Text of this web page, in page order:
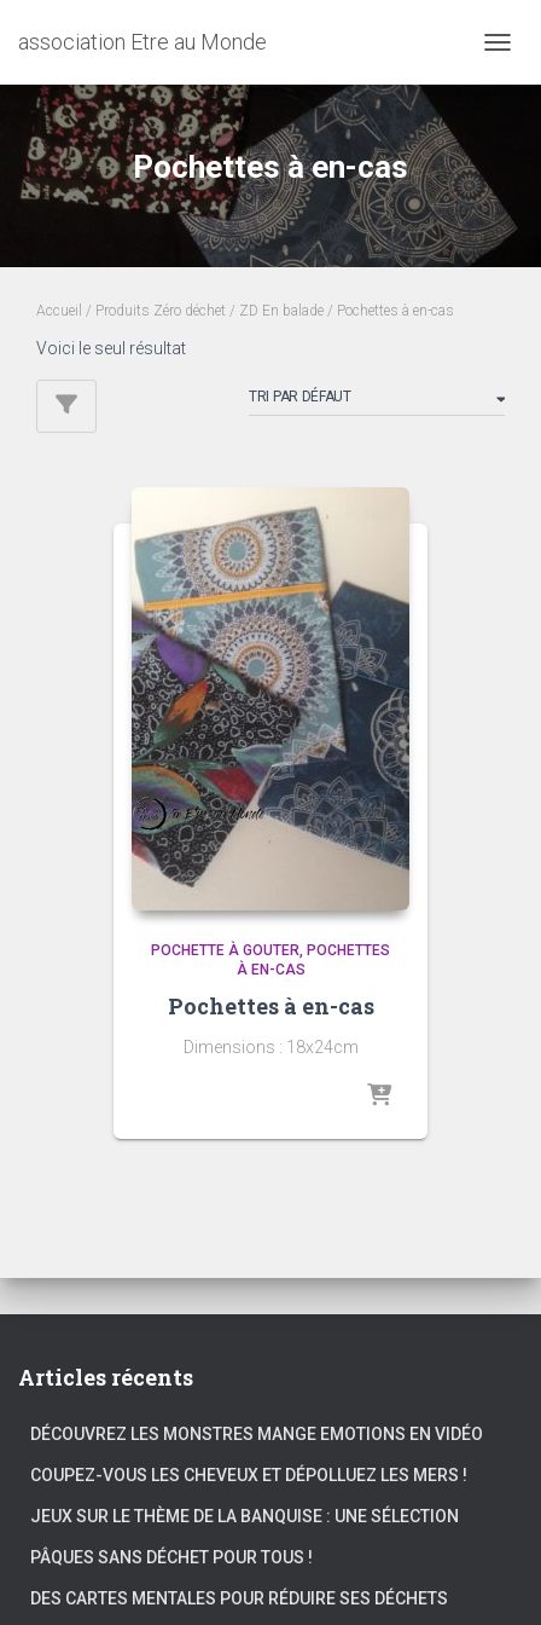
association Etre au Monde
Pochettes à en-cas
Accueil / Produits Zéro déchet / ZD En balade / Pochettes à en-cas
Voici le seul résultat
POCHETTE À GOUTER POCHETTES
À EN-CAS
Pochettes à en-cas
Dimensions : 18x24cm
Articles récents
DÉCOUVREZ LES MONSTRES MANGE EMOTIONS EN VIDÉO
COUPEZ-VOUS LES CHEVEUX ET DÉPOLLUEZ LES MERS !
JEUX SUR LE THÈME DE LA BANQUISE : UNE SÉLECTION
PÂQUES SANS DÉCHET POUR TOUS !
DES CARTES MENTALES POUR RÉDUIRE SES DÉCHETS